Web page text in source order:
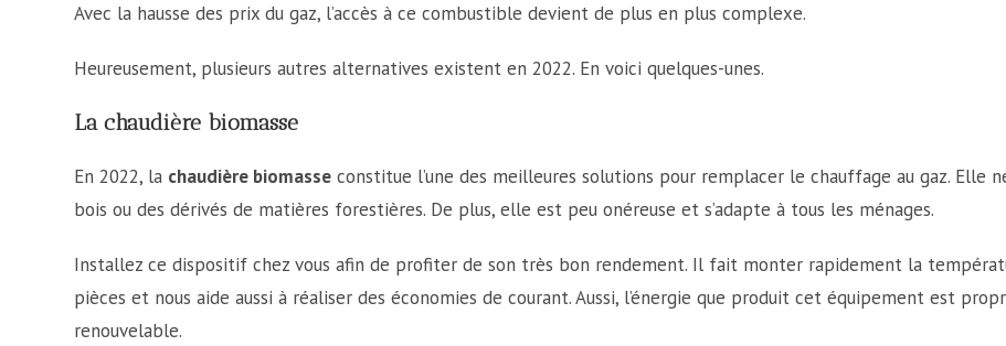
Avec la hausse des prix du gaz, l’accès à ce combustible devient de plus en plus complexe.
Heureusement, plusieurs autres alternatives existent en 2022. En voici quelques-unes.
La chaudière biomasse
En 2022, la chaudière biomasse constitue l’une des meilleures solutions pour remplacer le chauffage au gaz. Elle
bois ou des dérivés de matières forestières. De plus, elle est peu onéreuse et s’adapte à tous les ménages.
Installez ce dispositif chez vous afin de profiter de son très bon rendement. Il fait monter rapidement la
pièces et nous aide aussi à réaliser des économies de courant. Aussi, l’énergie que produit cet équipement est
renouvelable.